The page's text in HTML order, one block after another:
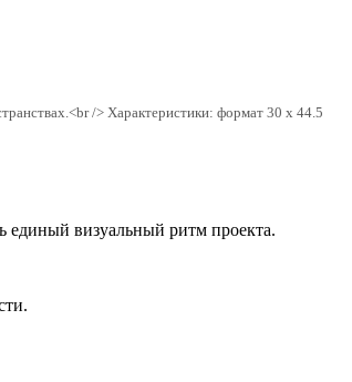
/> Характеристики: формат 30 x 44.5
единый визуальный ритм проекта.